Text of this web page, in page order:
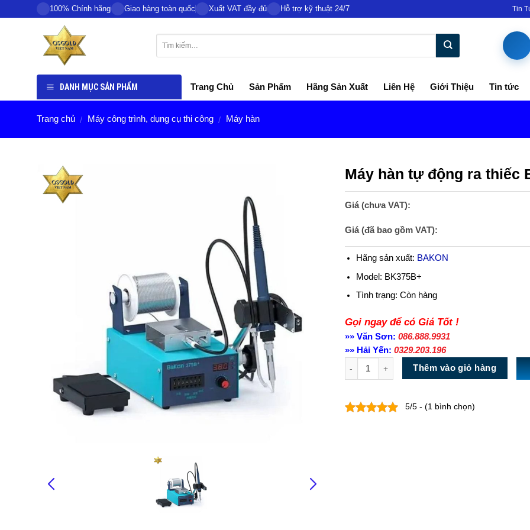
to
100% Chính hãng Giao hàng toàn quốc Xuất VAT đầy đủ Hỗ trợ kỹ thuật 24/7 Tin
DANH MỤC SẢN PHẨM Trang Chủ Sản Phẩm Hãng Sản Xuất Liên Hệ Giới Thiệu Tin tức
Trang chủ / Máy công trình, dụng cụ thi công / Máy hàn
Máy hàn tự động ra thiếc
Giá (chưa VAT):
Giá (đã bao gồm VAT):
Hãng sản xuất: BAKON
Model: BK375B+
Tình trạng:Còn hàng
Gọi ngay để có Giá Tốt !
»» Văn Sơn: 086.888.9931
»» Hải Yến: 0329.203.196
Số lượng
Thêm vào giỏ hàng
5/5 - (1 bình chọn)